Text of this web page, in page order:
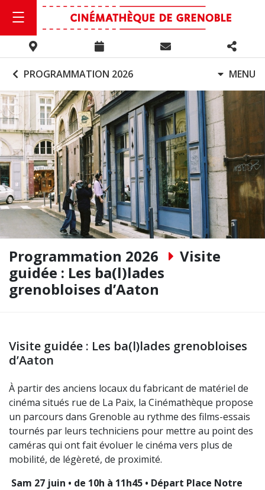
PROGRAMMATION 2026 MENU
Programmation 2026
Visite
guidée : Les ba(l)lades
grenobloises d’Aaton
Visite guidée : Les ba(l)lades grenobloises
d’Aaton
À partir des anciens locaux du fabricant de matériel de
cinéma situés rue de La Paix, la Cinémathèque propose
un parcours dans Grenoble au rythme des films-essais
tournés par leurs techniciens pour mettre au point des
caméras qui ont fait évoluer le cinéma vers plus de
mobilité, de légèreté, de proximité.
Sam 27 juin • de 10h à 11h45 • Départ Place Notre